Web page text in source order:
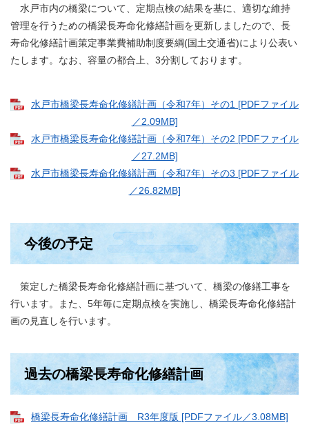
水戸市内の橋梁について、定期点検の結果を基に、適切な維持
管理を行うための橋梁長寿命化修繕計画を更新しましたので、長
寿命化修繕計画策定事業費補助制度要綱(国土交通省)により公表い
たします。なお、容量の都合上、3分割しております。
水戸市橋梁長寿命化修繕計画（令和7年）その1 [PDFファイル
／2.09MB]
水戸市橋梁長寿命化修繕計画（令和7年）その2 [PDFファイル
／27.2MB]
水戸市橋梁長寿命化修繕計画（令和7年）その3 [PDFファイル
／26.82MB]
今後の予定
策定した橋梁長寿命化修繕計画に基づいて、橋梁の修繕工事を
行います。また、5年毎に定期点検を実施し、橋梁長寿命化修繕計
画の見直しを行います。
過去の橋梁長寿命化修繕計画
橋梁長寿命化修繕計画 R3年度版 [PDFファイル／3.08MB]